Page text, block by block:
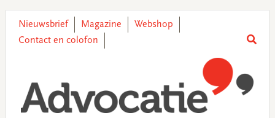
primary
main
primary
footer
Nieuwsbrief Magazine
Webshop
Contact en colofon